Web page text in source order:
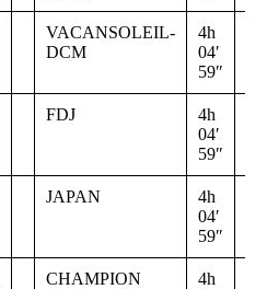
VACANSOLEIL-
DCM
4h
04′
59″
FDJ
4h
04′
59″
JAPAN
4h
04′
59″
CHAMPION
4h